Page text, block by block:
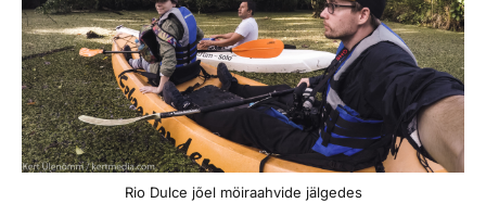
Rio Dulce jõel möiraahvide jälgedes